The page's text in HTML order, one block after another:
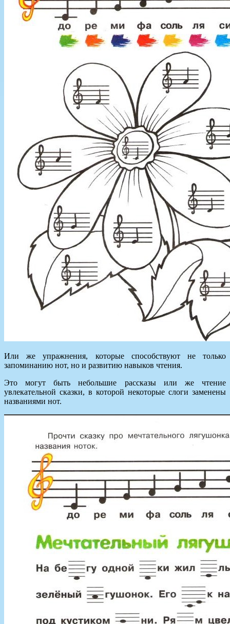
Или же упражнения, которые способствуют не только
запоминанию нот, но и развитию навыков чтения.
Это могут быть небольшие рассказы или же чтение
увлекательной сказки, в которой некоторые слоги заменены
названиями нот.